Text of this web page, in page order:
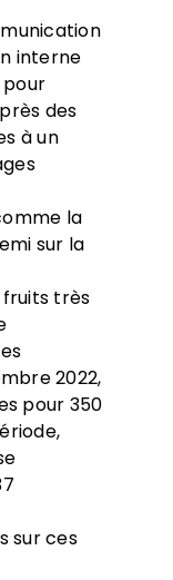
interne
pour
des
à un
la
sur la
très
2022,
pour 350
sur ces